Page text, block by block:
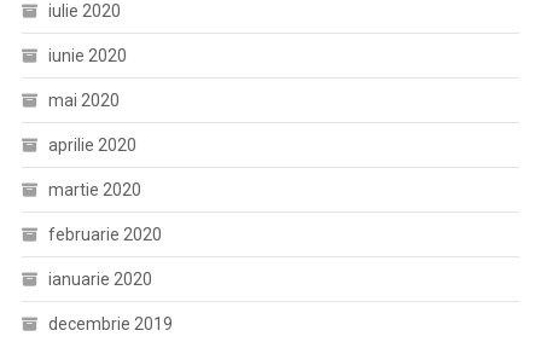
iulie 2020
iunie 2020
mai 2020
aprilie 2020
martie 2020
februarie 2020
ianuarie 2020
decembrie 2019